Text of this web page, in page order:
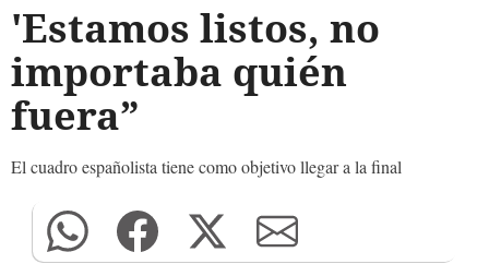
'Estamos listos, no
importaba quién
fuera”
El cuadro españolista tiene como objetivo llegar a la final